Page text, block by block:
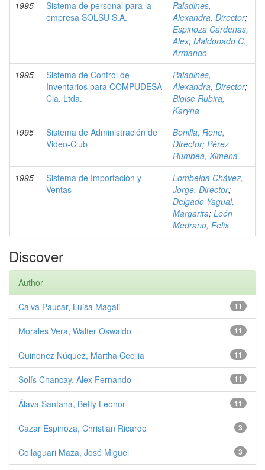
1995
Sistema de personal para la
empresa SOLSU S.A.
Paladines,
Alexandra, Director;
Espinoza Cárdenas,
Alex; Maldonado C.,
Armando
1995
Sistema de Control de
Inventarios para COMPUDESA
Cia. Ltda.
Paladines,
Alexandra, Director;
Bloise Rubira,
Karyna
1995
Sistema de Administración de
Video-Club
Bonilla, Rene,
Director; Pérez
Rumbea, Ximena
1995
Sistema de Importación y
Ventas
Lombeida Chávez,
Jorge, Director;
Delgado Yagual,
Margarita; León
Medrano, Felix
Discover
Author
11
Calva Paucar, Luisa Magali
11
Morales Vera, Walter Oswaldo
11
Quiñonez Núquez, Martha Cecilia
11
Solís Chancay, Alex Fernando
11
Álava Santana, Betty Leonor
3
Cazar Espinoza, Christian Ricardo
3
Collaguari Maza, José Miguel